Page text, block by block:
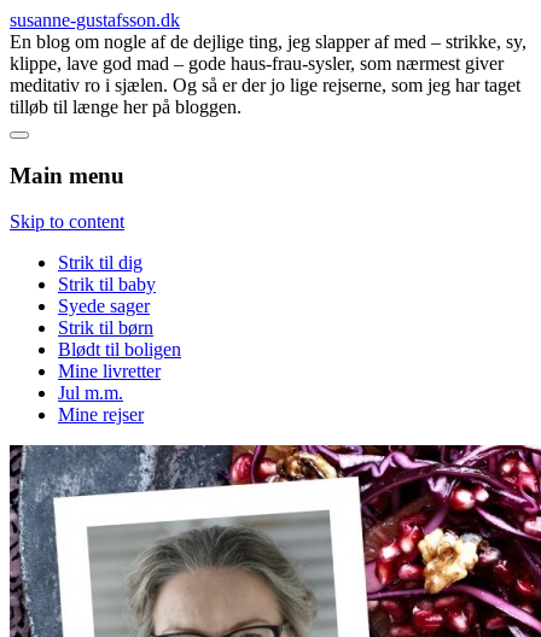
susanne-gustafsson.dk
En blog om nogle af de dejlige ting, jeg slapper af med – strikke, sy,
klippe, lave god mad – gode haus-frau-sysler, som nærmest giver
meditativ ro i sjælen. Og så er der jo lige rejserne, som jeg har taget
tilløb til længe her på bloggen.
Main menu
Skip to content
Strik til dig
Strik til baby
Syede sager
Strik til børn
Blødt til boligen
Mine livretter
Jul m.m.
Mine rejser